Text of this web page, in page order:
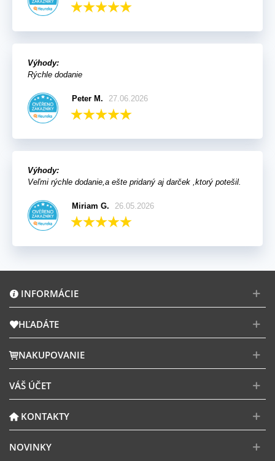
Výhody:
Rýchle dodanie
Peter M. 27.06.2026
Výhody:
Veľmi rýchle dodanie,a ešte pridaný aj darček ,ktorý potešil.
Miriam G. 26.05.2026
INFORMÁCIE
HĽADÁTE
NAKUPOVANIE
VÁŠ ÚČET
KONTAKTY
NOVINKY